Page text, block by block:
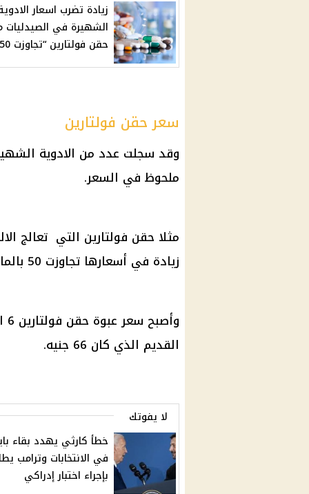
زيادة تضرب اسعار
الشهيرة في الصيدليات
حقن فولتارين “تجاوزت 50%”
سعر حقن فولتارين
وقد سجلت عدد من الادوية
ملحوظ في السعر.
مثلا حقن فولتارين التي تعالج
زيادة في أسعارها تجاوزت 50 بالمائة.
القديم الذي كان 66 جنيه.
لا يفوتك
خطأ كارثي يهدد بقاء
في الانتخابات وترامب
بإجراء اختبار إدراكي